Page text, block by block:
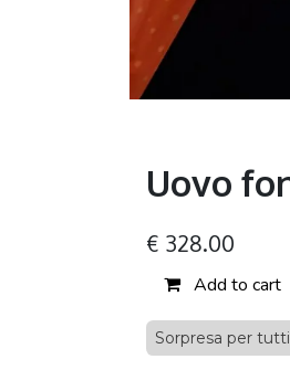
Uovo
€ 328.00
Add to cart
Sorpresa per tutti